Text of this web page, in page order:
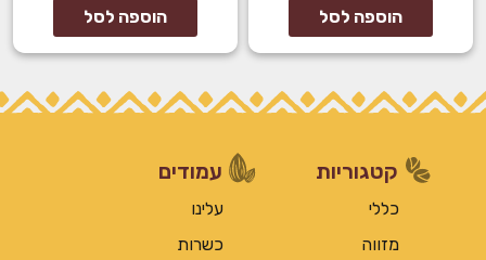
דבש
טהור
הוספה לסל
טחינה
אל
ארז
הוספה לסל
קטגוריות
כללי
מזווה
עמודים
עלינו
כשרות